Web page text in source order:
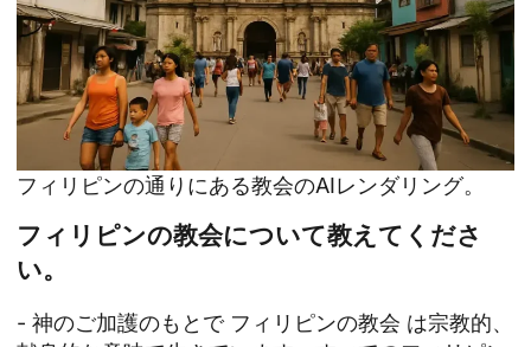
フィリピンの通りにある教会のAIレンダリング。
フィリピンの教会について教えてくださ
い。
- 神のご加護のもとで フィリピンの教会 は宗教的、